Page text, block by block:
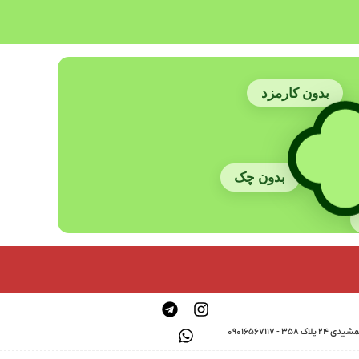
بدون کارمزد
بدون چک